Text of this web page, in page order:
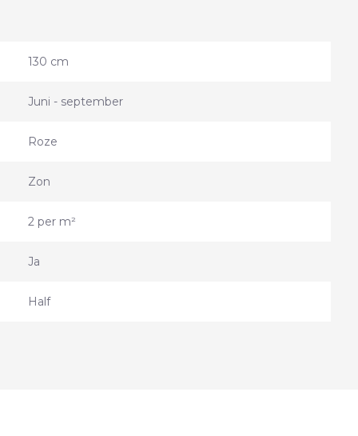
130 cm
Juni - september
Roze
Zon
2 per m²
Ja
Half